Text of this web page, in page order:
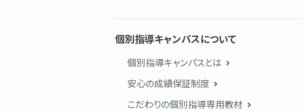
個別指導キャンパスについて
個別指導キャンパスとは
安心の成績保証制度
こだわりの個別指導専用教材